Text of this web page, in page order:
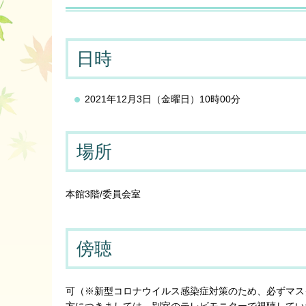
日時
2021年12月3日（金曜日）10時00分
場所
本館3階/委員会室
傍聴
可（※新型コロナウイルス感染症対策のため、必ずマ